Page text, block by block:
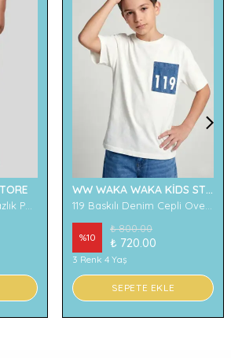
WW WAKA WAKA KİDS STORE
%10
₺ 800.00
₺ 720.00
3 Renk 4 Yaş
SEPETE EKLE